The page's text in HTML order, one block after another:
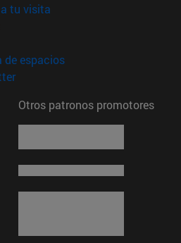
tu visita
(abre en nueva ventana)
de espacios(abre en nueva ventana)
(abre en nueva ventana)
Otros patronos promotores